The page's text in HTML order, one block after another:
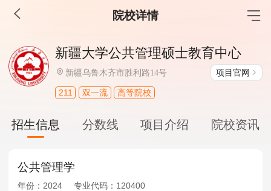
院校详情
MBA工商管理
院校库 考试报名 招生政策 学制学费
报名流程
考试真题
报考经验 招生简章
MEM工程管理
考试真题
报考经验
新疆大学公共管理硕士教育中心
新疆乌鲁木齐市胜利路14号 项目官网
211 双一流 高等院校
招生信息 分数线 项目介绍 院校资讯
公共管理学
年份： 2024 专业代码： 120400